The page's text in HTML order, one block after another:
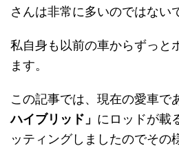
さんは非常に多いのではない
私自身も以前の車からずっと
ます。
この記事では、現在の愛車で
ハイブリッド」 にロッドが載
ッティングしましたのでその